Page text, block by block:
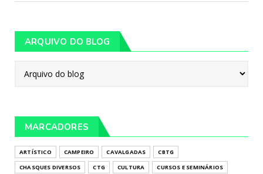
ARQUIVO DO BLOG
MARCADORES
ARTÍSTICO CAMPEIRO CAVALGADAS
CBTG
CHASQUES DIVERSOS
CTG CULTURA
CURSOS E SEMINÁRIOS